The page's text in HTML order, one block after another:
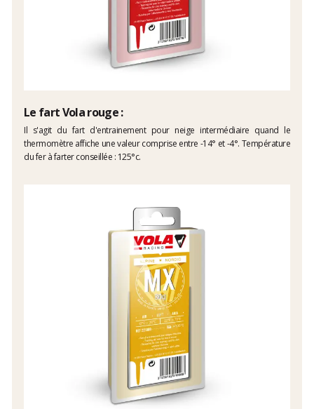
Le fart Vola rouge :
Il s'agit du fart d'entrainement pour neige intermédiaire quand le
thermomètre affiche une valeur comprise entre -14° et -4°. Température
du fer à farter conseillée : 125°c.